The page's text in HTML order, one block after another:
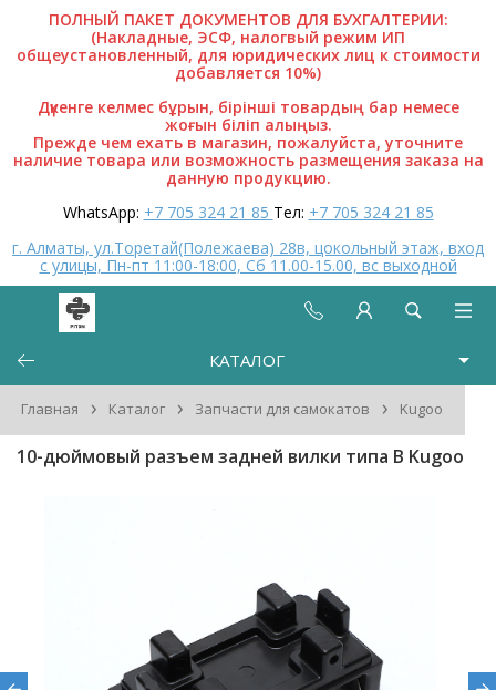
ПОЛНЫЙ ПАКЕТ ДОКУМЕНТОВ ДЛЯ БУХГАЛТЕРИИ:
(Накладные, ЭСФ, налогвый режим ИП
общеустановленный, для юридических лиц к стоимости
добавляется 10%)
Дүкенге келмес бұрын, бірінші товардың бар немесе
жоғын біліп алыңыз.
Прежде чем ехать в магазин, пожалуйста, уточните
наличие товара или возможность размещения заказа на
данную продукцию.
WhatsApp: +7 705 324 21 85 Тел: +7 705 324 21 85
г. Алматы, ул.Торетай(Полежаева) 28в, цокольный этаж, вход
с улицы, Пн-пт 11:00-18:00, Сб 11.00-15.00, вс выходной
КАТАЛОГ
Главная › Каталог › Запчасти для самокатов › Kugoo
10-дюймовый разъем задней вилки типа B Kugoo